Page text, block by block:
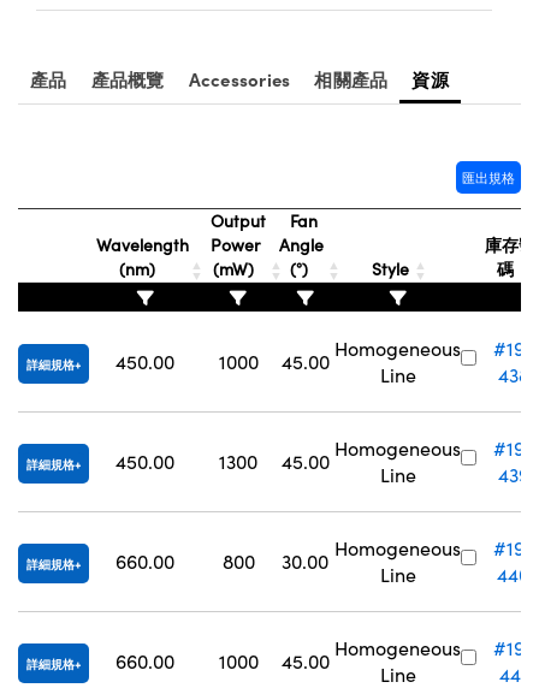
產品 產品概覽 Accessories 相關產品 資源
匯出規格
Wavelength
(nm)
Output
Power
(mW)
Fan
Angle
(°)
Style
庫存號
碼
詳細規格 450.00 1000 45.00
Homogeneous
Line
#19-
438
詳細規格 450.00 1300 45.00
Homogeneous
Line
#19-
439
詳細規格 660.00 800 30.00
Homogeneous
Line
#19-
440
詳細規格 660.00 1000 45.00
Homogeneous
Line
#19-
441